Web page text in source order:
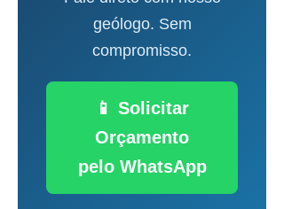
geólogo. Sem
compromisso.
📱 Solicitar
Orçamento
pelo WhatsApp